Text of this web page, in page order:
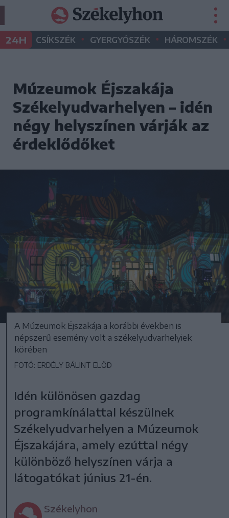
24H CSÍKSZÉK • GYERGYÓSZÉK • HÁROMSZÉK •
Múzeumok Éjszakája
Székelyudvarhelyen – idén
négy helyszínen várják az
érdeklődőket
A Múzeumok Éjszakája a korábbi években is
népszerű esemény volt a székelyudvarhelyiek
körében
FOTÓ: ERDÉLY BÁLINT ELŐD
Idén különösen gazdag
programkínálattal készülnek
Székelyudvarhelyen a Múzeumok
Éjszakájára, amely ezúttal négy
különböző helyszínen várja a
látogatókat június 21-én.
Székelyhon